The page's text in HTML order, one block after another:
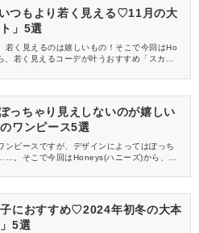
つもより若く見える♡11月の大
」5選
若く見えるのは嬉しいもの！そこで今回はHo
若く見えるコーデが叶うおすすめ「スカー
♪
っちゃり見えしないのが嬉しい
ワンピース5選
ンピースですが、デザインによってはぽっち
。そこで今回はHoneys(ハニーズ)から、ぽ
お出かけを楽しんでくださいね♡
におすすめ♡2024年初冬の大本
5選